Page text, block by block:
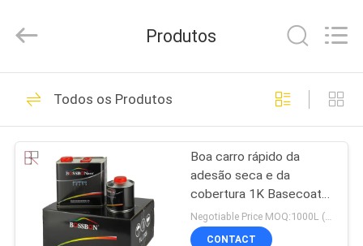
CASA
PRODUTOS
SOBRE
NÓS
Co.,Ltd..
Developed
Pintura de repintura
automotiva
60
Produtos
Todos os Produtos
Boa carro rápido da
adesão seca e da
cobertura 1K Basecoat
para refinish a pintura
Negotiable Price MOQ:1000L (os artigos misturados são aceitáveis)
CONTACT